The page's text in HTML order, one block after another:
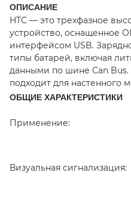
ОПИСАНИЕ
HTC — это трехфазное
устройство, оснащенное
интерфейсом USB.
типы батарей, включая
данными по шине Can
подходит для настенного
ОБЩИЕ ХАРАКТЕРИСТИКИ
Применение:
Визуальная сигнализация: